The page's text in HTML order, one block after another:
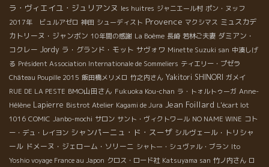
ラ・ヴィエイユ・ジュリアンヌ les huitres ジャニエール村 ポン・ヌッフ
2017年 ビュルアゼロ 神田 シューディスト Provence マクシマス ミュスカデ
カトリーヌ・ジャンボン 10年間の感謝 La Boème 長崎 若林ご夫妻 ダミアン・
コクレー Jordy ラ・グランド・モット サヴォワ Minette Suzuki san 中湊しげ
る Président Association Internationale de Sommeliers ティエリー・プゼラ
Château Poupille 2015 飯田橋メリメロ 竹之内さん Yakitori SHINORI ガメイ
RUE DE LA PESTE BMO山田さん Fukuoka Kou-chan ラ・トォルトゥーガ Anne-
Hélène Lapierre Bistrot Atelier Kagami de Jura Jean Foillard L'écart lot
1016 COMIC Janbo-mochi サロン サント・ヴィクトワール NO NAME WINE コト
ー・デュ・レイヨン シャンパーニュ・ド・スーザ シルヴェール・トリシャ
ール ドメーヌ・ジェローム・ソリーニ シャトー・シュヴァル・ブラン Ito
Yoshio voyage France au Japon クロス・ロード社 Katsuyama san 竹ノ内さん ロ